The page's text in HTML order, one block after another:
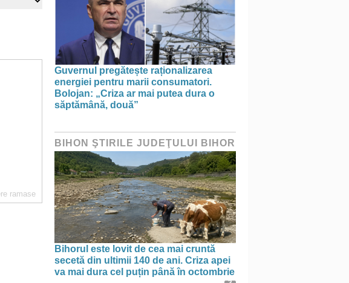
ramase
Guvernul pregătește raționalizarea
energiei pentru marii consumatori.
Bolojan: „Criza ar mai putea dura o
săptămână, două”
BIHON ŞTIRILE JUDEŢULUI BIHOR
Bihorul este lovit de cea mai cruntă
secetă din ultimii 140 de ani. Criza apei
va mai dura cel puțin până în octombrie